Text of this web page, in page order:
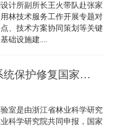
计所副所长王火带队赴张家
林技术服务工作开展专题对
、技术方案协同策划等关键
础设施建....
省林科院派员参加长三角生态系统保护修复国家林草局重点实验室学术委员会会议
室是由浙江省林业科学研究
科学研究院共同申报，国家